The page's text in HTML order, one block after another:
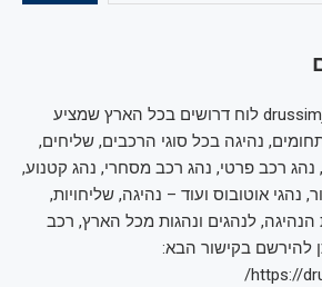
דרושים נהגים – drussimjobbs לוח דרושים בכל הארץ שמציע
נהיגה בכל סוגי הרכבים, שליחים,
נהג רכב פרטי, נהג רכב מסחרי, נהג קטנוע,
נהגי אוטובוס ועוד – נהיגה, שליחויות,
הנהיגה, לנהגים ונהגות מכל הארץ, רכב
להירשם בקישור הבא:
https://